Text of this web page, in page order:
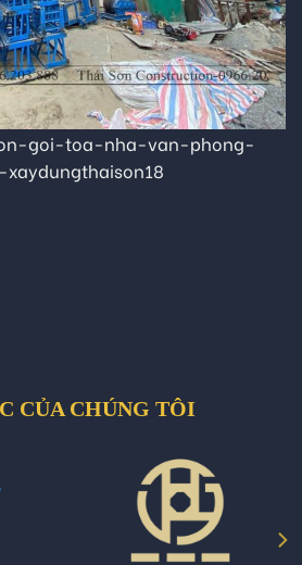
goi-toa-nha-van-phong-
CỦA CHÚNG TÔI